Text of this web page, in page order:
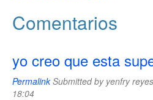
Comentarios
yo creo que esta
PermalinkSubmitted by yenfry
18:04